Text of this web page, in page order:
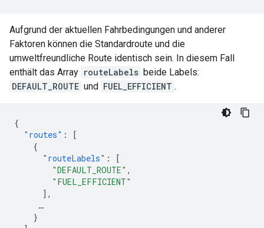
Aufgrund der aktuellen Fahrbedingungen und anderer
Faktoren können die Standardroute und die
umweltfreundliche Route identisch sein. In diesem Fall
enthält das Array routeLabels beide Labels:
DEFAULT_ROUTE und FUEL_EFFICIENT .
{
"routes" :
[
{
"routeLabels" :
[
"DEFAULT_ROUTE" ,
"FUEL_EFFICIENT"
],
…
}